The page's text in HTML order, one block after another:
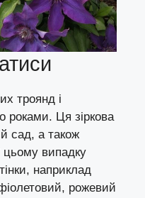
троянд і
роками. Ця зіркова
сад, а також
цьому випадку
наприклад
рожевий